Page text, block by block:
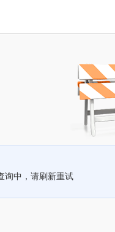
询中，请刷新重试